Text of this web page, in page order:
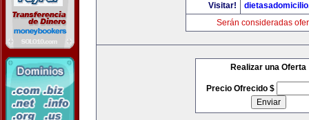
Visitar!
Serán consideradas
Realizar una Oferta
Precio Ofrecido $